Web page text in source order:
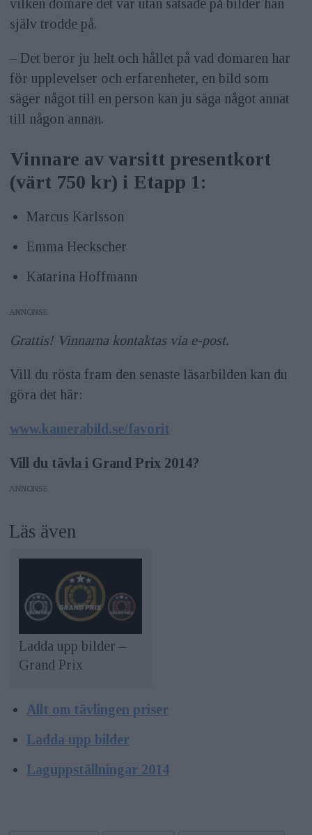
vilken domare det var utan satsade på bilder han
själv trodde på.
– Det beror ju helt och hållet på vad domaren har
för upplevelser och erfarenheter, en bild som
säger något till en person kan ju säga något annat
till någon annan.
Vinnare av varsitt presentkort
(värt 750 kr) i Etapp 1:
Marcus Karlsson
Emma Heckscher
Katarina Hoffmann
ANNONS
Grattis! Vinnarna kontaktas via e-post.
Vill du rösta fram den senaste läsarbilden kan du
göra det här:
www.kamerabild.se/favorit
Vill du tävla i Grand Prix 2014?
ANNONS
Läs även
Ladda upp bilder –
Grand Prix
Allt om tävlingen priser
Ladda upp bilder
Laguppställningar 2014